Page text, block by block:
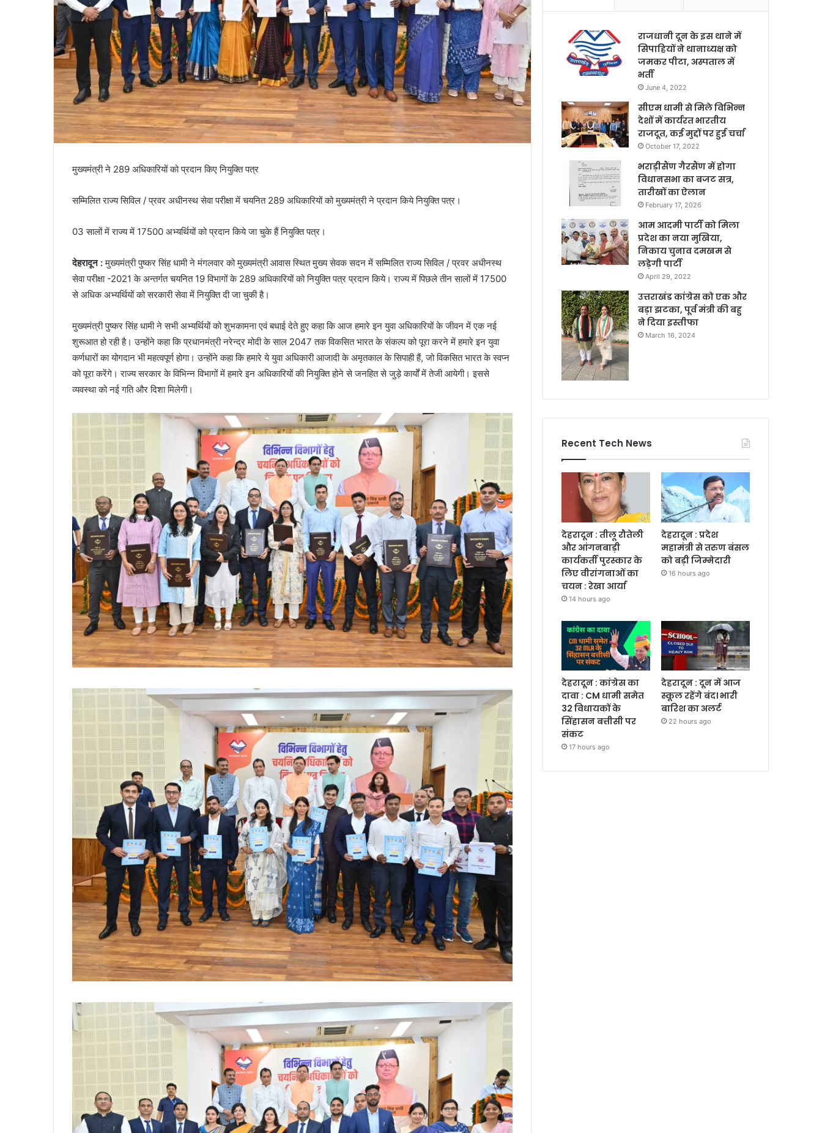
मुख्यमंत्री ने 289 अधिकारियों को प्रदान किए नियुक्ति पत्र
सम्मिलित राज्य सिविल / प्रवर अधीनस्थ सेवा परीक्षा में चयनित 289 अधिकारियों को मुख्यमंत्री ने प्रदान किये नियुक्ति पत्र।
03 सालों में राज्य में 17500 अभ्यर्थियों को प्रदान किये जा चुके हैं नियुक्ति पत्र।
देहरादून :मुख्यमंत्री पुष्कर सिंह धामी ने मंगलवार को मुख्यमंत्री आवास स्थित मुख्य सेवक सदन में सम्मिलित राज्य सिविल / प्रवर अधीनस्थ
सेवा परीक्षा -2021 के अन्तर्गत चयनित 19 विभागों के 289 अधिकारियों को नियुक्ति पत्र प्रदान किये। राज्य में पिछले तीन सालों में 17500
से अधिक अभ्यर्थियों को सरकारी सेवा में नियुक्ति दी जा चुकी है।
मुख्यमंत्री पुष्कर सिंह धामी ने सभी अभ्यर्थियों को शुभकामना एवं बधाई देते हुए कहा कि आज हमारे इन युवा अधिकारियों के जीवन में एक नई
शुरूआत हो रही है। उन्होंने कहा कि प्रधानमंत्री नरेन्द्र मोदी के साल 2047 तक विकसित भारत के संकल्प को पूरा करने में हमारे इन युवा
कर्णधारों का योगदान भी महत्वपूर्ण होगा। उन्होंने कहा कि हमारे ये युवा अधिकारी आजादी के अमृतकाल के सिपाही हैं, जो विकसित भारत के स्वप्न
को पूरा करेंगे। राज्य सरकार के विभिन्न विभागों में हमारे इन अधिकारियों की नियुक्ति होने से जनहित से जुड़े कार्यों में तेजी आयेगी। इससे
व्यवस्था को नई गति और दिशा मिलेगी।
राजधानी दून के इस थाने में
सिपाहियों ने थानाध्यक्ष को
जमकर पीटा, अस्पताल में
भर्ती
June 4, 2022
सीएम धामी से मिले विभिन्न
देशों में कार्यरत भारतीय
राजदूत, कई मुद्दों पर हुई चर्चा
October 17, 2022
भराड़ीसैंण गैरसैंण में होगा
विधानसभा का बजट सत्र,
तारीखों का ऐलान
February 17, 2026
आम आदमी पार्टी को मिला
प्रदेश का नया मुखिया,
निकाय चुनाव दमखम से
लड़ेगी पार्टी
April 29, 2022
उत्तराखंड कांग्रेस को एक और
बड़ा झटका, पूर्व मंत्री की बहु
ने दिया इस्तीफा
March 16, 2024
Recent Tech News
देहरादून : तीलू रौतेली
और आंगनबाड़ी
कार्यकर्ती पुरस्कार के
लिए वीरांगनाओं का
चयन : रेखा आर्या
14 hours ago
देहरादून : प्रदेश
महामंत्री से तरुण बंसल
को बड़ी जिम्मेदारी
16 hours ago
देहरादून : कांग्रेस का
दावा : CM धामी समेत
32 विधायकों के
सिंहासन बत्तीसी पर
संकट
17 hours ago
देहरादून : दून में आज
स्कूल रहेंगे बंद। भारी
बारिश का अलर्ट
22 hours ago